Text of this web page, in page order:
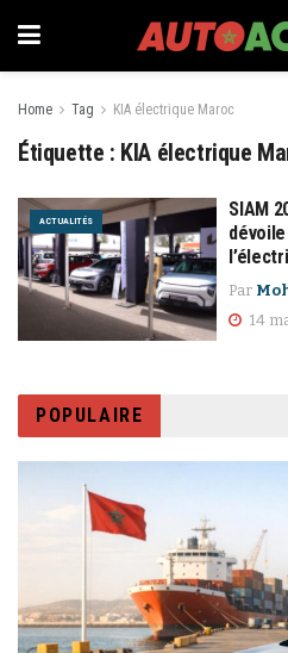
Home Tag KIA électrique Maroc
Étiquette : KIA électrique
ACTUALITÉS
SIAM
Par
14
POPULAIRE